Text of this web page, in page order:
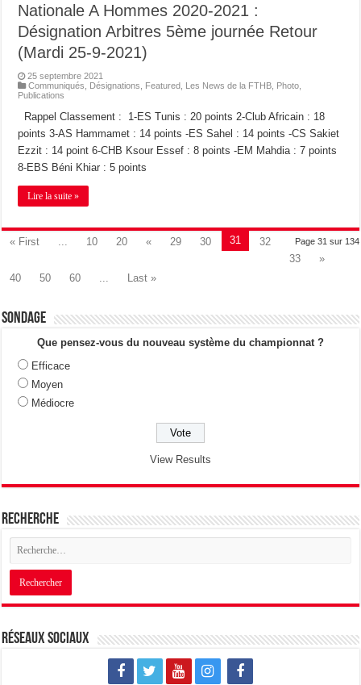
Nationale A Hommes 2020-2021 :
Désignation Arbitres 5ème journée Retour
(Mardi 25-9-2021)
25 septembre 2021
Communiqués
Désignations Featured Les News de la FTHB Photo
Publications
Rappel Classement : 1-ES Tunis : 20 points 2-Club Africain : 18
points 3-AS Hammamet : 14 points -ES Sahel : 14 points -CS Sakiet
Ezzit : 14 point 6-CHB Ksour Essef : 8 points -EM Mahdia : 7 points
8-EBS Béni Khiar : 5 points
Lire la suite »
Page 31 sur 134
« First 10 20 « 29 30 31
32
33
»
40
50 60 Last »
Sondage
Que pensez-vous du nouveau système du championnat ?
Efficace
Moyen
Médiocre
View Results
Recherche
Réseaux sociaux